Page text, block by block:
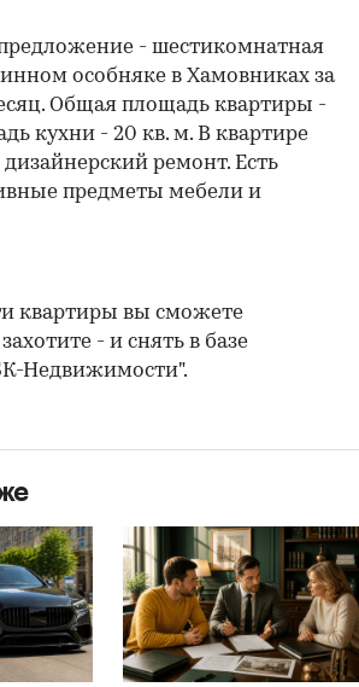
- шестикомнатная
особняке в Хамовниках за
Общая площадь квартиры -
кухни - 20 кв. м. В квартире
ремонт. Есть
предметы мебели и
квартиры вы сможете
- и снять в базе
Недвижимости".